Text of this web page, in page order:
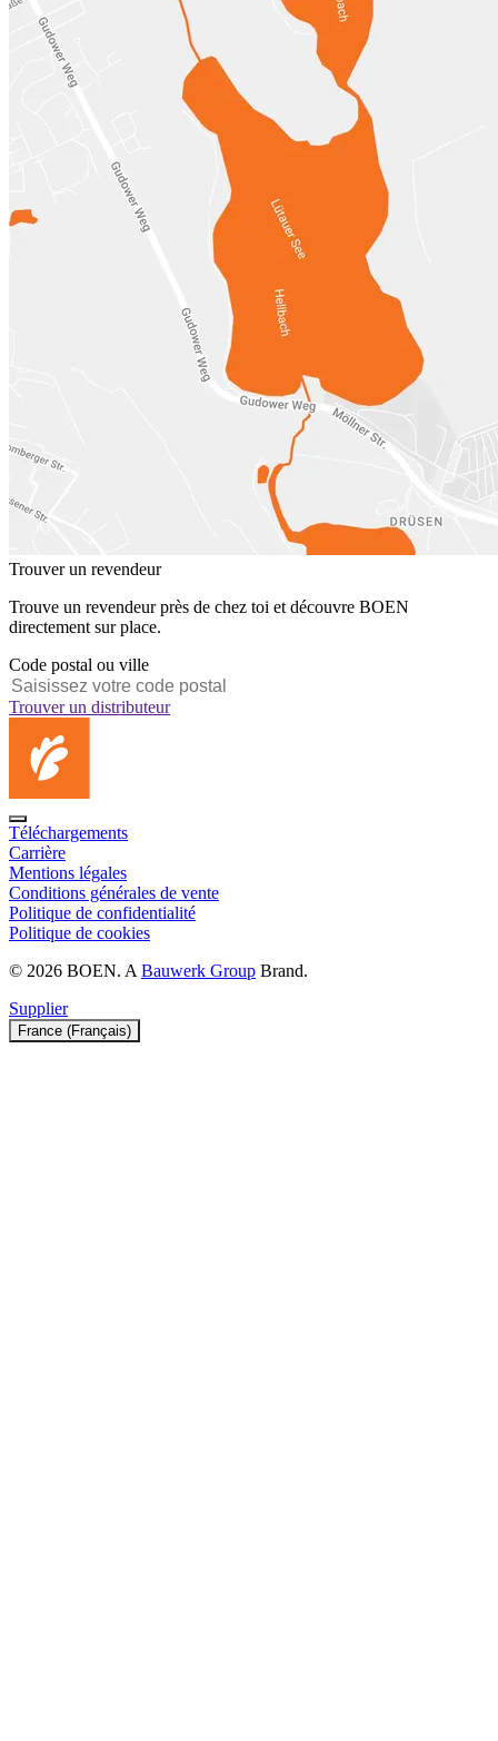
Trouver un revendeur
Trouve un revendeur près de chez toi et découvre BOEN
directement sur place.
Code postal ou ville
Trouver un distributeur
Téléchargements
Carrière
Mentions légales
Conditions générales de vente
Politique de confidentialité
Politique de cookies
© 2026 BOEN. ABauwerk Group Brand.
Supplier
France (Français)